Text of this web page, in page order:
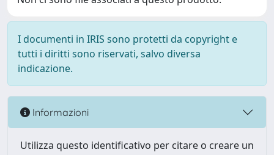
I documenti in IRIS sono protetti da copyright e
tutti i diritti sono riservati, salvo diversa
indicazione.
Informazioni
Utilizza questo identificativo per citare o creare un